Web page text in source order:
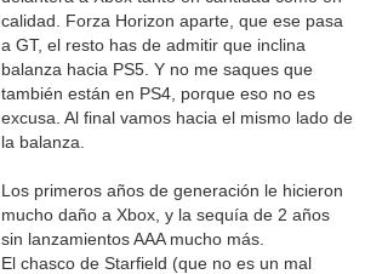
calidad. Forza Horizon aparte, que ese pasa
a GT, el resto has de admitir que inclina
balanza hacia PS5. Y no me saques que
también están en PS4, porque eso no es
excusa. Al final vamos hacia el mismo lado de
la balanza.
Los primeros años de generación le hicieron
mucho daño a Xbox, y la sequía de 2 años
sin lanzamientos AAA mucho más.
El chasco de Starfield (que no es un mal